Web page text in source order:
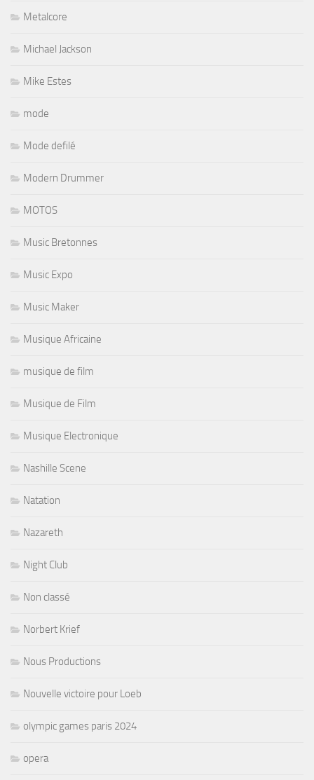
Metalcore
Michael Jackson
Mike Estes
mode
Mode defilé
Modern Drummer
MOTOS
Music Bretonnes
Music Expo
Music Maker
Musique Africaine
musique de film
Musique de Film
Musique Electronique
Nashille Scene
Natation
Nazareth
Night Club
Non classé
Norbert Krief
Nous Productions
Nouvelle victoire pour Loeb
olympic games paris 2024
opera